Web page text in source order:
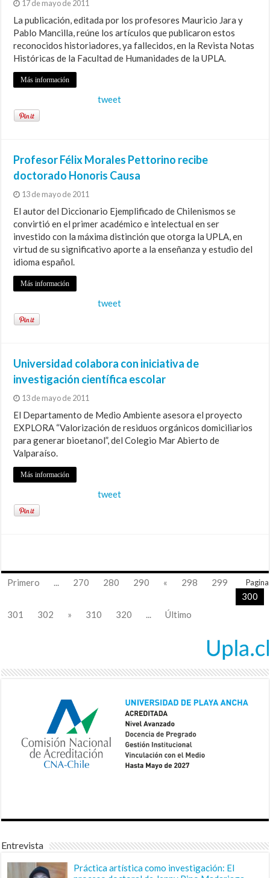
17 de mayo de 2011
La publicación, editada por los profesores Mauricio Jara y
Pablo Mancilla, reúne los artículos que publicaron estos
reconocidos historiadores, ya fallecidos, en la Revista Notas
Históricas de la Facultad de Humanidades de la UPLA.
Más información
tweet
Profesor Félix Morales Pettorino recibe
doctorado Honoris Causa
13 de mayo de 2011
El autor del Diccionario Ejemplificado de Chilenismos se
convirtió en el primer académico e intelectual en ser
investido con la máxima distinción que otorga la UPLA, en
virtud de su significativo aporte a la enseñanza y estudio del
idioma español.
Más información
tweet
Universidad colabora con iniciativa de
investigación científica escolar
13 de mayo de 2011
El Departamento de Medio Ambiente asesora el proyecto
EXPLORA “Valorización de residuos orgánicos domiciliarios
para generar bioetanol”, del Colegio Mar Abierto de
Valparaíso.
Más información
tweet
Pagina
Primero ... 270 280 290 « 298
299
300
301
302 » 310 320 ... Último
Entrevista
Práctica artística como investigación: El